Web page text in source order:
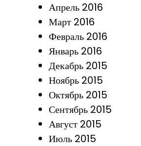
Апрель 2016
Март 2016
Февраль 2016
Январь 2016
Декабрь 2015
Ноябрь 2015
Октябрь 2015
Сентябрь 2015
Август 2015
Июль 2015